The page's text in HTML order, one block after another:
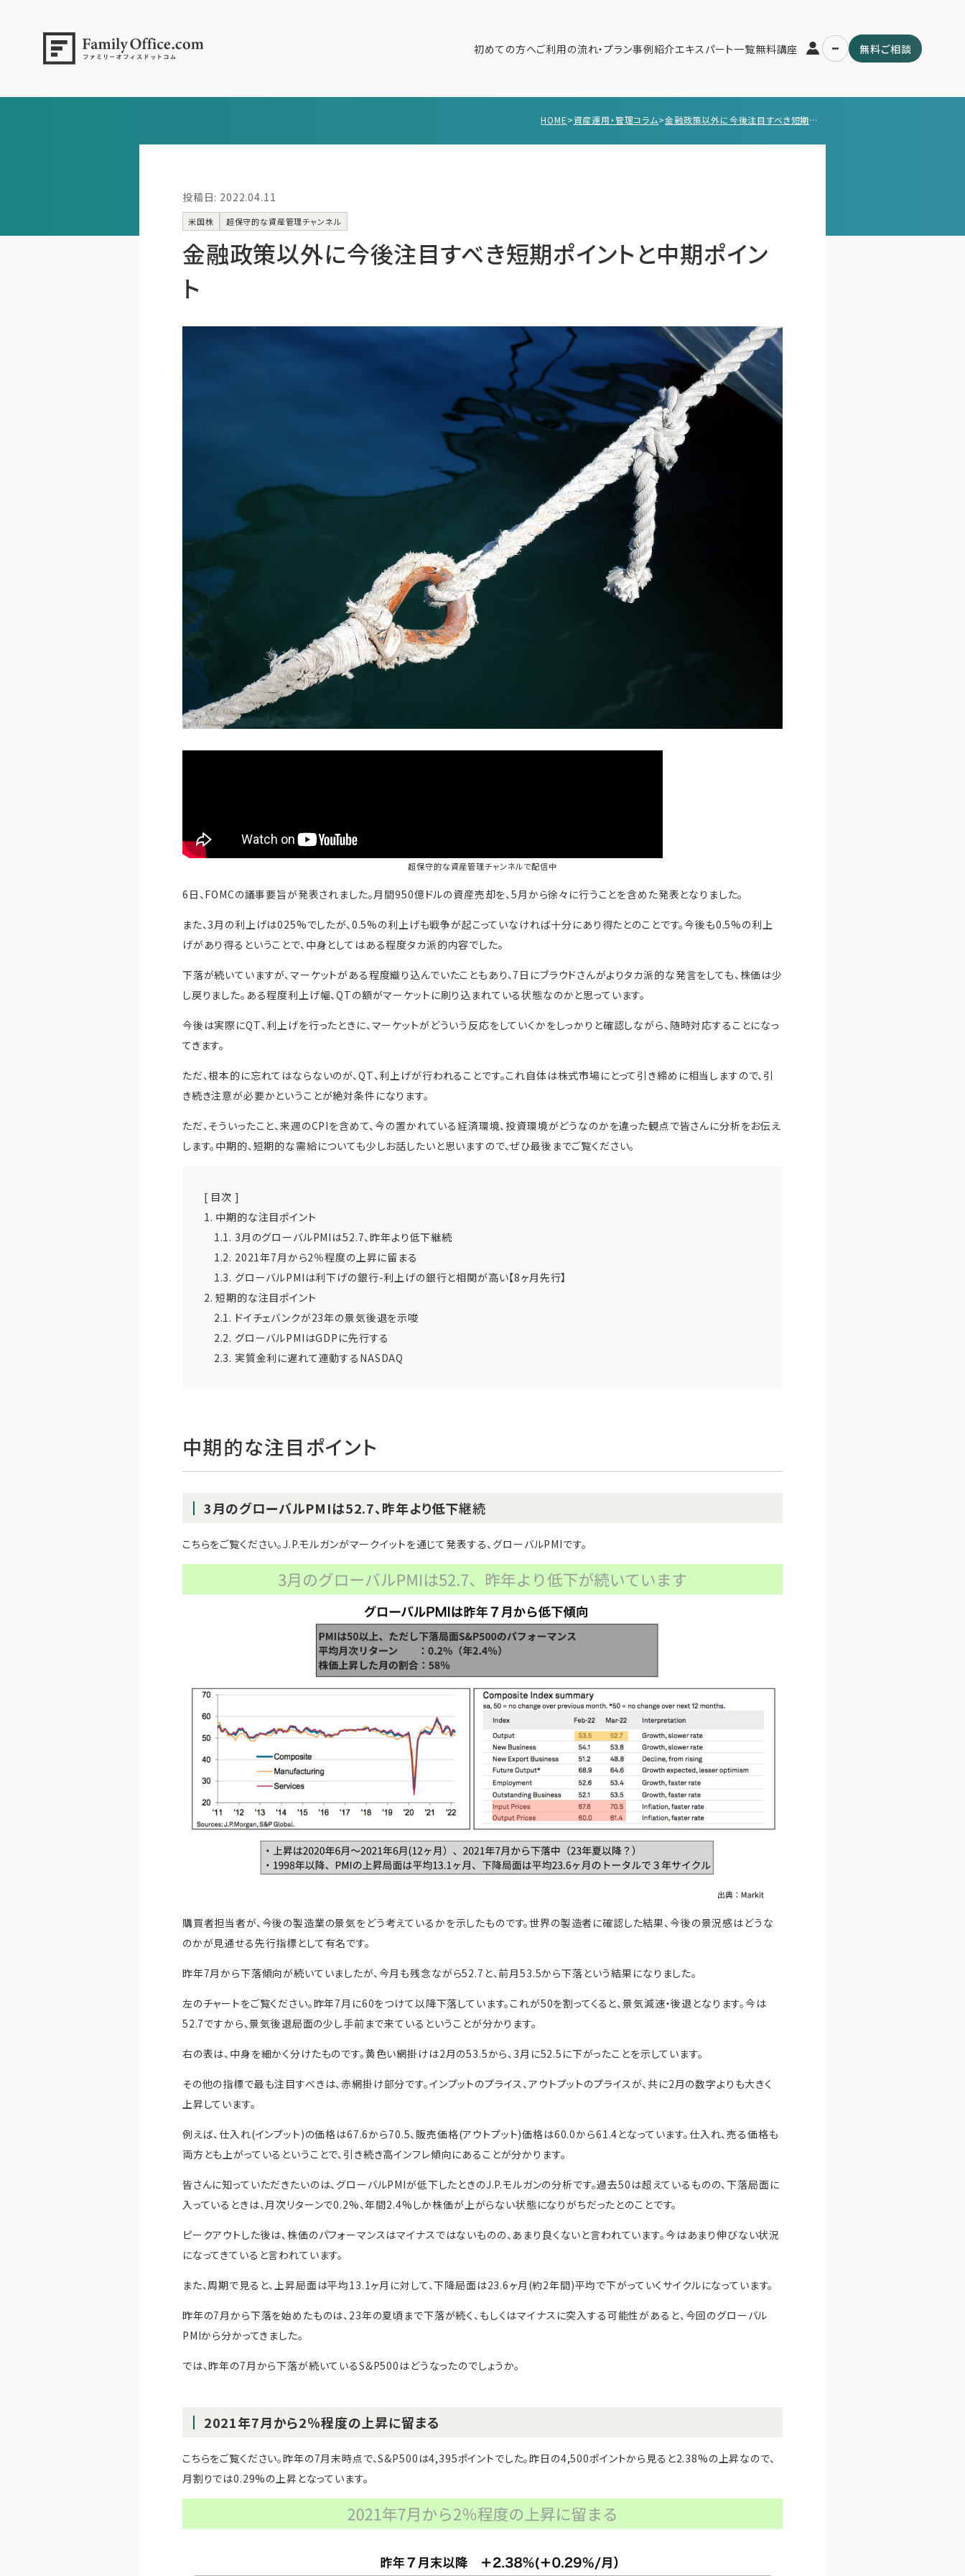
初めての方へご利用の流れ・プラン事例紹介エキスパート一覧無料講座 無料ご相談
HOME>資産運用・管理コラム> 金融政策以外に今後注目すべき短期ポイントと中期ポイント
投稿日: 2022.04.11
米国株 超保守的な資産管理チャンネル
金融政策以外に今後注目すべき短期ポイントと中期ポイン
ト
超保守的な資産管理チャンネルで配信中
6日、FOMCの議事要旨が発表されました。月間950億ドルの資産売却を、5月から徐々に行うことを含めた発表となりました。
また、3月の利上げは025%でしたが、0.5%の利上げも戦争が起こっていなければ十分にあり得たとのことです。今後も0.5%の利上
げがあり得るということで、中身としてはある程度タカ派的内容でした。
下落が続いていますが、マーケットがある程度織り込んでいたこともあり、7日にブラウドさんがよりタカ派的な発言をしても、株価は少
し戻りました。ある程度利上げ幅、QTの額がマーケットに刷り込まれている状態なのかと思っています。
今後は実際にQT、利上げを行ったときに、マーケットがどういう反応をしていくかをしっかりと確認しながら、随時対応することになっ
てきます。
ただ、根本的に忘れてはならないのが、QT、利上げが行われることです。これ自体は株式市場にとって引き締めに相当しますので、引
き続き注意が必要かということが絶対条件になります。
ただ、そういったこと、来週のCPIを含めて、今の置かれている経済環境、投資環境がどうなのかを違った観点で皆さんに分析をお伝え
します。中期的、短期的な需給についても少しお話したいと思いますので、ぜひ最後までご覧ください。
[ 目次 ]
1. 中期的な注目ポイント
1.1. 3月のグローバルPMIは52.7、昨年より低下継続
1.2. 2021年7月から2％程度の上昇に留まる
1.3. グローバルPMIは利下げの銀行-利上げの銀行と相関が高い【8ヶ月先行】
2. 短期的な注目ポイント
2.1. ドイチェバンクが23年の景気後退を示唆
2.2. グローバルPMIはGDPに先行する
2.3. 実質金利に遅れて連動するNASDAQ
中期的な注目ポイント
3月のグローバルPMIは52.7、昨年より低下継続
こちらをご覧ください。J.P.モルガンがマークイットを通じて発表する、グローバルPMIです。
購買者担当者が、今後の製造業の景気をどう考えているかを示したものです。世界の製造者に確認した結果、今後の景況感はどうな
のかが見通せる先行指標として有名です。
昨年7月から下落傾向が続いていましたが、今月も残念ながら52.7と、前月53.5から下落という結果になりました。
左のチャートをご覧ください。昨年7月に60をつけて以降下落しています。これが50を割ってくると、景気減速・後退となります。今は
52.7ですから、景気後退局面の少し手前まで来ているということが分かります。
右の表は、中身を細かく分けたものです。黄色い網掛けは2月の53.5から、3月に52.5に下がったことを示しています。
その他の指標で最も注目すべきは、赤網掛け部分です。インプットのプライス、アウトプットのプライスが、共に2月の数字よりも大きく
上昇しています。
例えば、仕入れ(インプット)の価格は67.6から70.5、販売価格(アウトプット)価格は60.0から61.4となっています。仕入れ、売る価格も
両方とも上がっているということで、引き続き高インフレ傾向にあることが分かります。
皆さんに知っていただきたいのは、グローバルPMIが低下したときのJ.P.モルガンの分析です。過去50は超えているものの、下落局面に
入っているときは、月次リターンで0.2%、年間2.4%しか株価が上がらない状態になりがちだったとのことです。
ピークアウトした後は、株価のパフォーマンスはマイナスではないものの、あまり良くないと言われています。今はあまり伸びない状況
になってきていると言われています。
また、周期で見ると、上昇局面は平均13.1ヶ月に対して、下降局面は23.6ヶ月(約2年間)平均で下がっていくサイクルになっています。
昨年の7月から下落を始めたものは、23年の夏頃まで下落が続く、もしくはマイナスに突入する可能性があると、今回のグローバル
PMIから分かってきました。
では、昨年の7月から下落が続いているS&P500はどうなったのでしょうか。
2021年7月から2％程度の上昇に留まる
こちらをご覧ください。昨年の7月末時点で、S&P500は4,395ポイントでした。昨日の4,500ポイントから見ると2.38%の上昇なので、
月割りでは0.29%の上昇となっています。